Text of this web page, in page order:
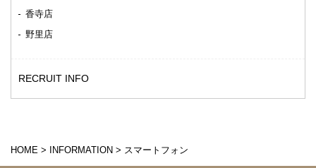
香寺店
野里店
RECRUIT INFO
HOME > INFORMATION > スマートフォン